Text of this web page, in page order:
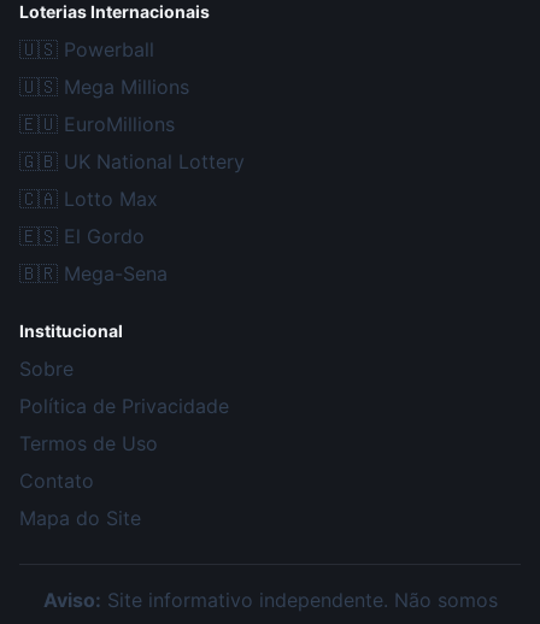
Loterias Internacionais
🇺🇸 Powerball
🇺🇸 Mega Millions
🇪🇺 EuroMillions
🇬🇧 UK National Lottery
🇨🇦 Lotto Max
🇪🇸 El Gordo
🇧🇷 Mega-Sena
Institucional
Sobre
Política de Privacidade
Termos de Uso
Contato
Mapa do Site
Aviso: Site informativo independente. Não somos